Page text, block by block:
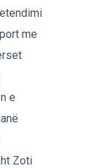
me
e
Zoti